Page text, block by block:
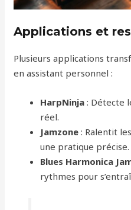
Applications et
Plusieurs applications
en assistant personnel :
HarpNinja : Détecte
réel.
Jamzone : Ralentit
une pratique précise.
Blues Harmonica
rythmes pour